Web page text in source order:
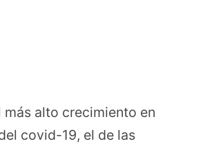
alto crecimiento en
covid-19, el de las